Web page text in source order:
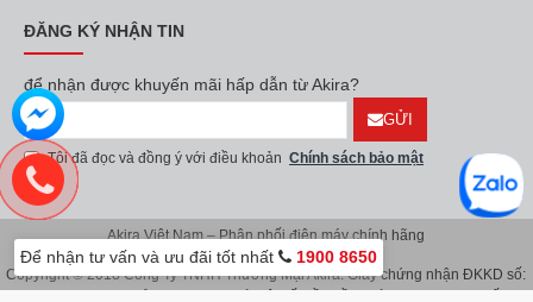
ĐĂNG KÝ NHẬN TIN
để nhận được khuyến mãi hấp dẫn từ Akira?
GỬI
Tôi đã đọc và đồng ý với điều khoản Chính sách bảo mật
Akira Việt Nam – Phân phối điện máy chính hãng
Copyright © 2018 Công Ty TNHH Thương Mại Akira. Giấy chứng nhận ĐKKD số:
Để nhận tư vấn và ưu đãi tốt nhất 1900 8650